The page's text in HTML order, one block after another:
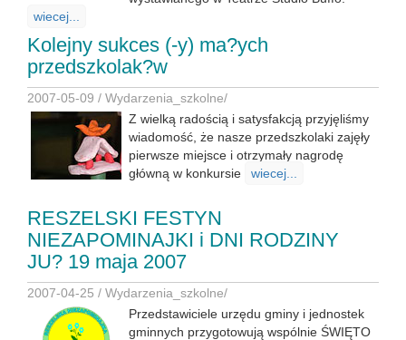
wiecej...
Kolejny sukces (-y) ma?ych
przedszkolak?w
2007-05-09 / Wydarzenia_szkolne/
Z wielką radością i satysfakcją przyjęliśmy
wiadomość, że nasze przedszkolaki zajęły
pierwsze miejsce i otrzymały nagrodę
główną w konkursie
wiecej...
RESZELSKI FESTYN
NIEZAPOMINAJKI i DNI RODZINY
JU? 19 maja 2007
2007-04-25 / Wydarzenia_szkolne/
Przedstawiciele urzędu gminy i jednostek
gminnych przygotowują wspólnie ŚWIĘTO